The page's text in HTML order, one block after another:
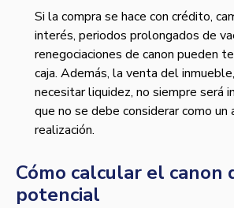
Si la compra se hace con crédito,
interés, periodos prolongados de
renegociaciones de canon pueden
caja. Además, la venta del
necesitar liquidez, no siempre será
que no se debe considerar como un
realización.
Cómo calcular el canon
potencial